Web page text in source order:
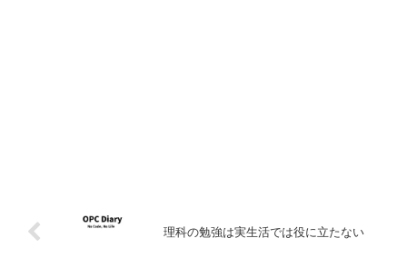
理科の勉強は実生活では役に立たない